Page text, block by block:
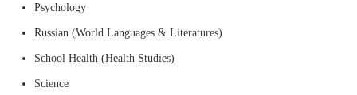
Psychology
Russian (World Languages & Literatures)
School Health (Health Studies)
Science